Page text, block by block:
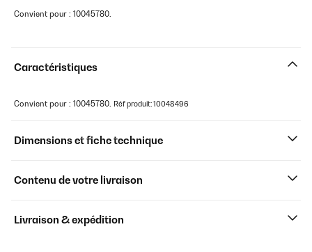
Convient pour : 10045780.
Caractéristiques
Convient pour : 10045780. Réf produit: 10048496
Dimensions et fiche technique
Contenu de votre livraison
Livraison & expédition